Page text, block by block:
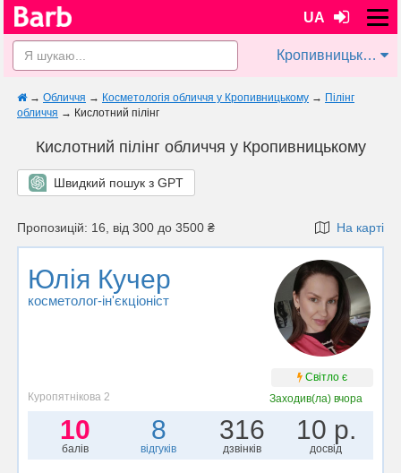
UA
Кропивницький
→ Обличчя → Косметологія обличчя у Кропивницькому → Пілінг
обличчя → Кислотний пілінг
Кислотний пілінг обличчя у Кропивницькому
Швидкий пошук з GPT
Пропозицій: 16, від 300 до 3500 ₴ На карті
Юлія Кучер
косметолог-ін'єкціоніст
Світло є
Куропятнікова 2
Заходив(ла) вчора
10
балів
8
відгуків
316
дзвінків
10 р.
досвід